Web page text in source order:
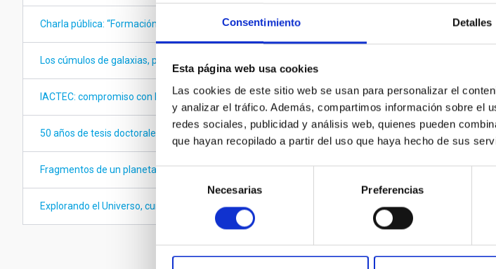
Consentimiento Detalles
Esta página web usa cookies
Las cookies de este sitio web se usan para personalizar el
y analizar el tráfico. Además, compartimos información sobre el
redes sociales, publicidad y análisis web, quienes pueden
que hayan recopilado a partir del uso que haya hecho de sus
Selección
de
consentimiento
Necesarias Preferencias
Charla pública: “Formación y evolución de las grandes estructuras de nuestro Universo: los cúmulos de
Los cúmulos de galaxias, protagonistas de la XXXII Escuela de Invierno del IAC
IACTEC: compromiso con la formación tecnológica
50 años de tesis doctorales
Fragmentos de un planeta sobreviven a la destrucción de su estrella
Explorando el Universo, curso de Astronomía destinado a profesorado de Secundaria